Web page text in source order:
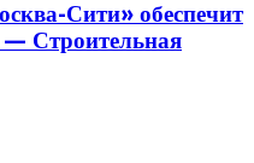
Сити» обеспечит
— Строительная